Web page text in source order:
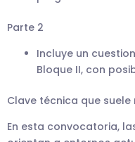
Parte 2
Incluye un
Bloque II, con
Clave técnica que
En esta convocatoria,